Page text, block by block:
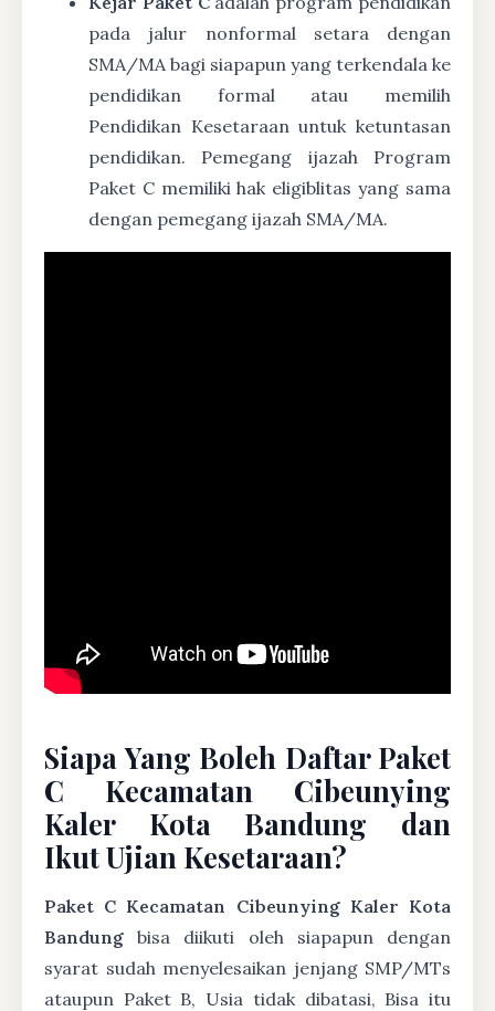
pada jalur nonformal setara dengan
SMA/MA bagi siapapun yang terkendala ke
pendidikan formal atau memilih
Pendidikan Kesetaraan untuk ketuntasan
pendidikan. Pemegang ijazah Program
Paket C memiliki hak eligiblitas yang sama
dengan pemegang ijazah SMA/MA.
Siapa Yang Boleh Daftar Paket
C Kecamatan Cibeunying
Kaler Kota Bandung dan
Ikut Ujian Kesetaraan?
Paket C Kecamatan Cibeunying Kaler Kota
Bandung bisa diikuti oleh siapapun dengan
syarat sudah menyelesaikan jenjang SMP/MTs
ataupun Paket B, Usia tidak dibatasi, Bisa itu